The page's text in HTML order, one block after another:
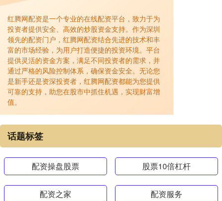
红腾网配资是一个专业的在线配资平台，致力于为
投资者提供安全、高效的炒股资金支持。作为深圳
领先的配资门户，红腾网配资结合先进的技术和丰
富的市场经验，为用户打造便捷的投资环境。平台
提供灵活的资金方案，满足不同投资者的需求，并
通过严格的风险控制体系，确保资金安全。无论您
是新手还是资深投资者，红腾网配资都能为您提供
可靠的支持，助您在股市中抓住机遇，实现财富增
值。
话题标签
配资操盘股票 股票10倍杠杆
配资之家 配资服务